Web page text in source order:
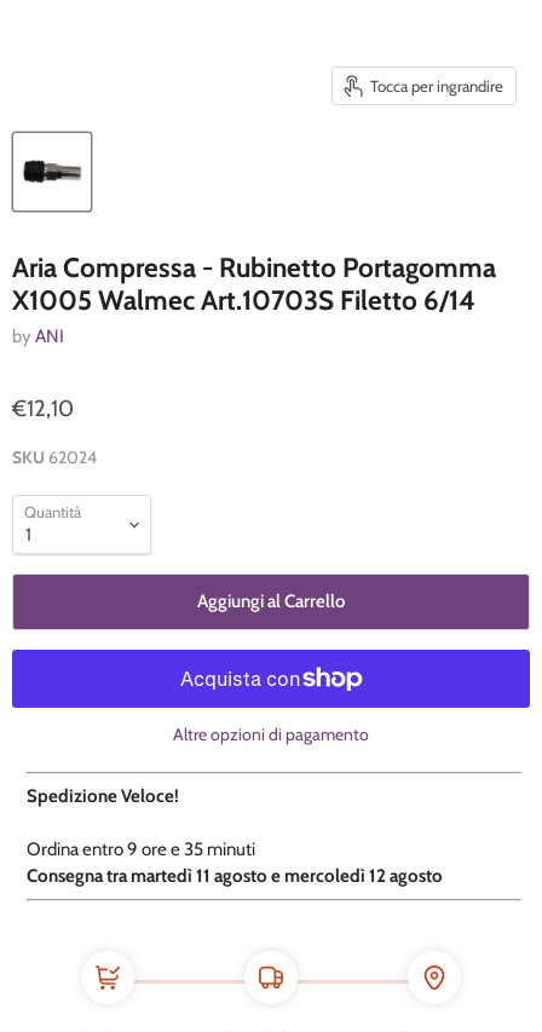
Tocca per ingrandire
Aria Compressa - Rubinetto Portagomma
X1005 Walmec Art.10703S Filetto 6/14
by ANI
€12,10
SKU 62024
Quantità
Aggiungi al Carrello
Altre opzioni di pagamento
Spedizione Veloce!
Ordina entro9 ore e35 minuti
​Consegna tra martedì 11 agosto e mercoledì 12 agosto